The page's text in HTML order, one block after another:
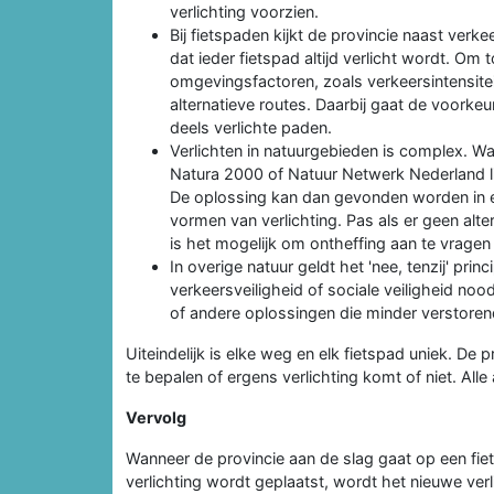
verlichting voorzien.
Bij fietspaden kijkt de provincie naast
dat ieder fietspad altijd verlicht wordt. Om
omgevingsfactoren, zoals
alternatieve routes. Daarbij gaat de
deels verlichte paden.
Verlichten in natuurgebieden is complex.
Natura 2000 of Natuur Netwerk
De oplossing kan dan gevonden worden
vormen van verlichting. Pas als er geen
is het mogelijk om ontheffing aan te
In overige natuur geldt het 'nee, tenzij'
verkeersveiligheid of sociale veiligheid
of andere oplossingen die minder
Uiteindelijk is elke weg en elk fietspad uniek. De
te bepalen of ergens verlichting komt of niet. Alle
Vervolg
Wanneer de provincie aan de slag gaat op een
verlichting wordt geplaatst, wordt het nieuwe